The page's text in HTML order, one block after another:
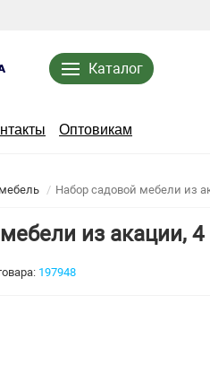
Каталог
Оптовикам
Набор садовой мебели из
из акации,
197948